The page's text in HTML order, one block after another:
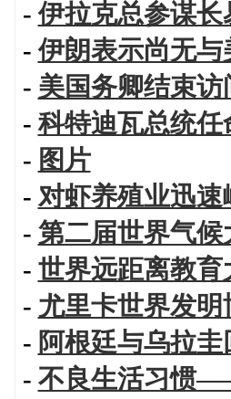
-伊拉克总参谋长
-伊朗表示尚无
- 美国务卿结束访
- 科特迪瓦总统任
- 图片
- 对虾养殖业迅速
- 第二届世界气
- 世界远距离教
- 尤里卡世界发
- 阿根廷与乌拉
- 不良生活习惯